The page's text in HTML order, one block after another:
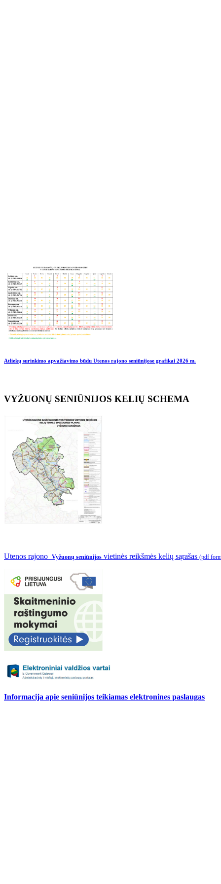
Atliekų surinkimo apvažiavimo būdu Utenos rajono seniūnijose grafikai 2026 m.
VYŽUONŲ SENIŪNIJOS KELIŲ SCHEMA
Utenos rajono Vyžuonų seniūnijos vietinės reikšmės kelių sąrašas (pdf
Informacija apie seniūnijos teikiamas elektronines paslaugas